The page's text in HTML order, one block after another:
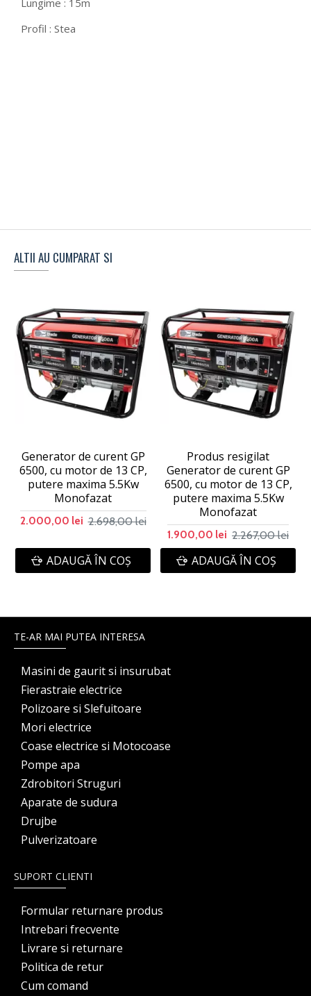
Lungime : 15m
Profil : Stea
ALTII AU CUMPARAT SI
Generator de curent GP
6500, cu motor de 13 CP,
putere maxima 5.5Kw
Monofazat
2.000,00 lei 2.698,00 lei
ADAUGĂ ÎN COŞ
Produs resigilat
Generator de curent GP
6500, cu motor de 13 CP,
putere maxima 5.5Kw
Monofazat
1.900,00 lei 2.267,00 lei
ADAUGĂ ÎN COŞ
TE-AR MAI PUTEA INTERESA
Masini de gaurit si insurubat
Fierastraie electrice
Polizoare si Slefuitoare
Mori electrice
Coase electrice si Motocoase
Pompe apa
Zdrobitori Struguri
Aparate de sudura
Drujbe
Pulverizatoare
SUPORT CLIENTI
Formular returnare produs
Intrebari frecvente
Livrare si returnare
Politica de retur
Cum comand